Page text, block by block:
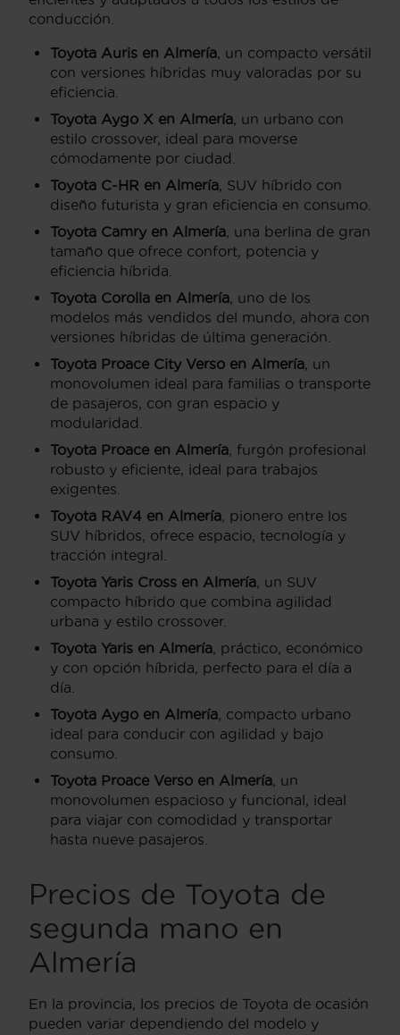
conducción.
Toyota Auris en Almería , un compacto versátil
con versiones híbridas muy valoradas por su
eficiencia.
Toyota Aygo X en Almería , un urbano con
estilo crossover, ideal para moverse
cómodamente por ciudad.
Toyota C-HR en Almería , SUV híbrido con
diseño futurista y gran eficiencia en consumo.
Toyota Camry en Almería , una berlina de gran
tamaño que ofrece confort, potencia y
eficiencia híbrida.
Toyota Corolla en Almería , uno de los
modelos más vendidos del mundo, ahora con
versiones híbridas de última generación.
Toyota Proace City Verso en Almería , un
monovolumen ideal para familias o transporte
de pasajeros, con gran espacio y
modularidad.
Toyota Proace en Almería , furgón profesional
robusto y eficiente, ideal para trabajos
exigentes.
Toyota RAV4 en Almería , pionero entre los
SUV híbridos, ofrece espacio, tecnología y
tracción integral.
Toyota Yaris Cross en Almería , un SUV
compacto híbrido que combina agilidad
urbana y estilo crossover.
Toyota Yaris en Almería , práctico, económico
y con opción híbrida, perfecto para el día a
día.
Toyota Aygo en Almería , compacto urbano
ideal para conducir con agilidad y bajo
consumo.
Toyota Proace Verso en Almería , un
monovolumen espacioso y funcional, ideal
para viajar con comodidad y transportar
hasta nueve pasajeros.
Precios de Toyota de
segunda mano en
Almería
En la provincia, los precios de Toyota de ocasión
pueden variar dependiendo del modelo y